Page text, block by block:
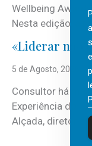
Wellbeing
Nesta edição, a
«Liderar não
5 de Agosto, 2026
Consultor há
Experiência do
Alçada, diretor